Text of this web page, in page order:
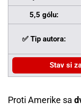
5,5 gólu:
✅ Tip autora:
Stav si
Proti Amerike sa